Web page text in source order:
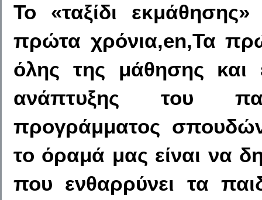
Το «ταξίδι
πρώτα χρόνια,en,Τα
όλης της μάθησης και
ανάπτυξης του
προγράμματος
το όραμά μας είναι να
που ενθαρρύνει τα